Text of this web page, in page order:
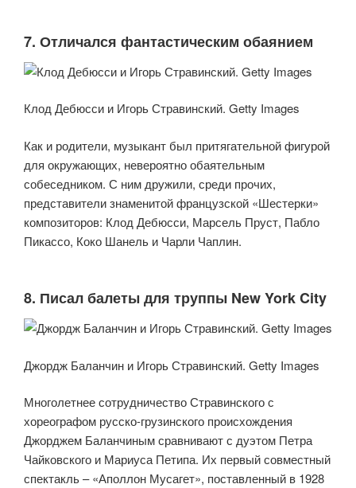
7. Отличался фантастическим обаянием
Клод Дебюсси и Игорь Стравинский. Getty Images
Как и родители, музыкант был притягательной фигурой
для окружающих, невероятно обаятельным
собеседником. С ним дружили, среди прочих,
представители знаменитой французской «Шестерки»
композиторов: Клод Дебюсси, Марсель Пруст, Пабло
Пикассо, Коко Шанель и Чарли Чаплин.
8. Писал балеты для труппы New York City
Джордж Баланчин и Игорь Стравинский. Getty Images
Многолетнее сотрудничество Стравинского с
хореографом русско-грузинского происхождения
Джорджем Баланчиным сравнивают с дуэтом Петра
Чайковского и Мариуса Петипа. Их первый совместный
спектакль – «Аполлон Мусагет», поставленный в 1928